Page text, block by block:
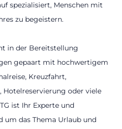
spezialisiert, Menschen mit
zu begeistern.
in der Bereitstellung
gepaart mit hochwertigem
Kreuzfahrt,
Hotelreservierung oder viele
ist Ihr Experte und
das Thema Urlaub und